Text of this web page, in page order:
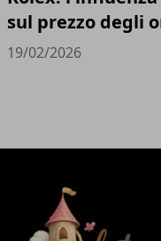
sul prezzo degli
19/02/2026